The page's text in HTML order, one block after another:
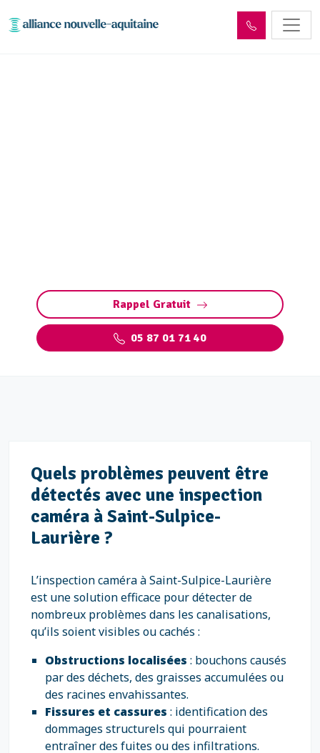
Rappel Gratuit
05 87 01 71 40
Quels problèmes peuvent être
détectés avec une inspection
caméra à Saint-Sulpice-
Laurière ?
L’inspection caméra à Saint-Sulpice-Laurière
est une solution efficace pour détecter de
nombreux problèmes dans les canalisations,
qu’ils soient visibles ou cachés :
Obstructions localisées : bouchons causés
par des déchets, des graisses accumulées ou
des racines envahissantes.
Fissures et cassures : identification des
dommages structurels qui pourraient
entraîner des fuites ou des infiltrations.